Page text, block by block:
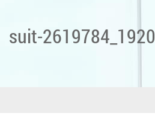
suit-2619784_1920